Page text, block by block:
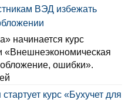
ВЭД избежать
начинается курс
ошибки».
курс «Бухучет для